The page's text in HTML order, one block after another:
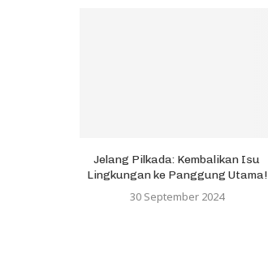
Jelang Pilkada: Kembalikan Isu
Lingkungan ke Panggung Utama!
30 September 2024